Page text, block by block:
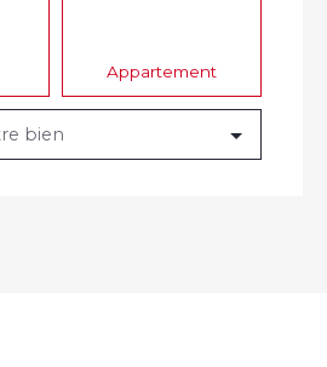
d'une école élémentaire, vous
de vie apaisant avec un
euros, un DPE performant
D restant à prévoir la mise en
Appartement
bien